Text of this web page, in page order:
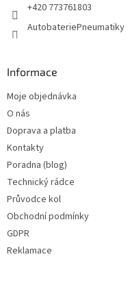
+420 773761803
AutobateriePneumatiky
Informace
Moje objednávka
O nás
Doprava a platba
Kontakty
Poradna (blog)
Technický rádce
Průvodce kol
Obchodní podmínky
GDPR
Reklamace